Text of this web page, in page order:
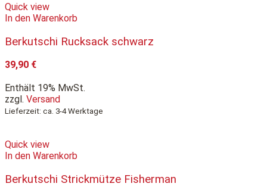
Quick view
In den Warenkorb
Berkutschi Rucksack schwarz
39,90 €
Enthält 19% MwSt.
zzgl. Versand
Lieferzeit: ca. 3-4 Werktage
Quick view
In den Warenkorb
Berkutschi Strickmütze Fisherman